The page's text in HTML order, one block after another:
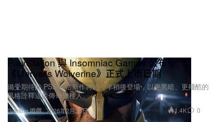
Gaming 遊戲
PlayStation 與 Insomniac Games 公布
《Marvel's Wolverine》正式上市日期
備受期待的 PS5 獨佔新作將於今年稍後登場，以更黑暗、更殘酷的
風格詮釋這位傳奇變種人。
2026年2月25日 1.4K 0